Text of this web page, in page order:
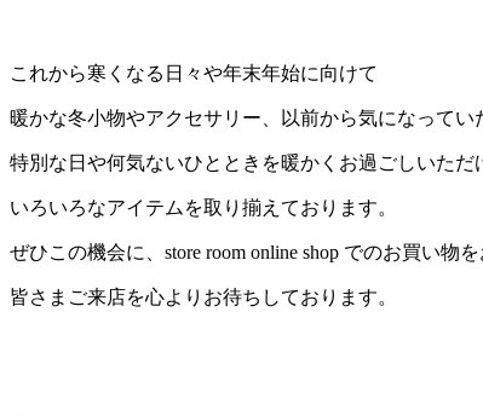
これから寒くなる日々や年末年始に向けて
暖かな冬小物やアクセサリー、以前から気になってい
特別な日や何気ないひとときを暖かくお過ごしいただ
いろいろなアイテムを取り揃えております。
ぜひこの機会に、store room online shop でのお買い物
皆さまご来店を心よりお待ちしております。